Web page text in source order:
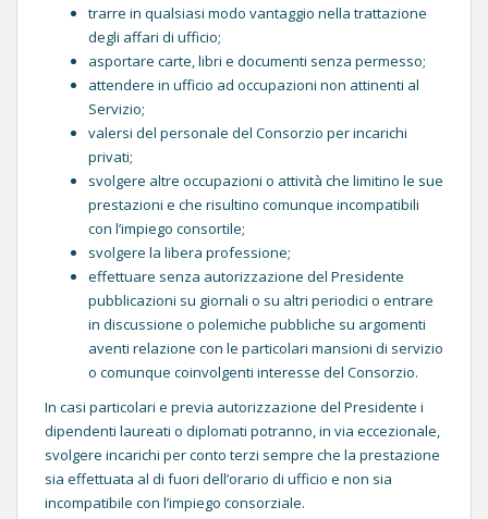
trarre in qualsiasi modo vantaggio nella trattazione
degli affari di ufficio;
asportare carte, libri e documenti senza permesso;
attendere in ufficio ad occupazioni non attinenti al
Servizio;
valersi del personale del Consorzio per incarichi
privati;
svolgere altre occupazioni o attività che limitino le sue
prestazioni e che risultino comunque incompatibili
con l’impiego consortile;
svolgere la libera professione;
effettuare senza autorizzazione del Presidente
pubblicazioni su giornali o su altri periodici o entrare
in discussione o polemiche pubbliche su argomenti
aventi relazione con le particolari mansioni di servizio
o comunque coinvolgenti interesse del Consorzio.
In casi particolari e previa autorizzazione del Presidente i
dipendenti laureati o diplomati potranno, in via eccezionale,
svolgere incarichi per conto terzi sempre che la prestazione
sia effettuata al di fuori dell’orario di ufficio e non sia
incompatibile con l’impiego consorziale.